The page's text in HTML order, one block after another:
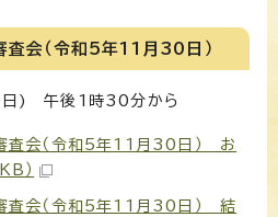
会（令和5年11月30日）
) 午後1時30分から
査会（令和5年11月30日） お
）
査会（令和5年11月30日） 結